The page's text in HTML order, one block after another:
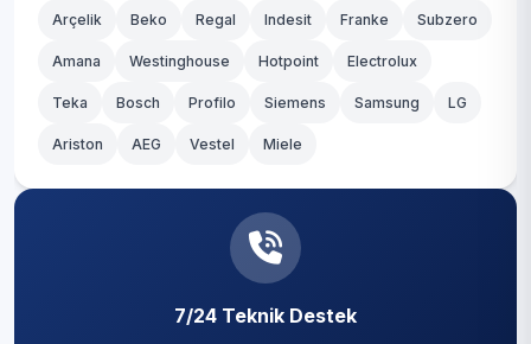
Arçelik Beko Regal Indesit Franke Subzero
Amana Westinghouse Hotpoint Electrolux
Teka Bosch Profilo Siemens Samsung LG
Ariston AEG Vestel Miele
7/24 Teknik Destek